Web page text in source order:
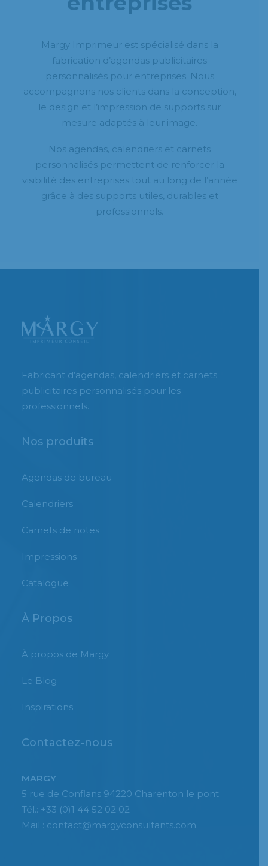
Margy Imprimeur est spécialisé dans la
fabrication d’agendas publicitaires
personnalisés pour entreprises. Nous
accompagnons nos clients dans la conception,
le design et l’impression de supports sur
mesure adaptés à leur image.
Nos agendas, calendriers et carnets
personnalisés permettent de renforcer la
visibilité des entreprises tout au long de l’année
grâce à des supports utiles, durables et
professionnels.
Fabricant d’agendas, calendriers et carnets
publicitaires personnalisés pour les
professionnels.
Nos produits
Agendas de bureau
Calendriers
Carnets de notes
Impressions
Catalogue
À Propos
À propos de Margy
Le Blog
Inspirations
Contactez-nous
MARGY
5 rue de Conflans 94220 Charenton le pont
Tél.: +33 (0)1 44 52 02 02
Mail : contact@margyconsultants.com